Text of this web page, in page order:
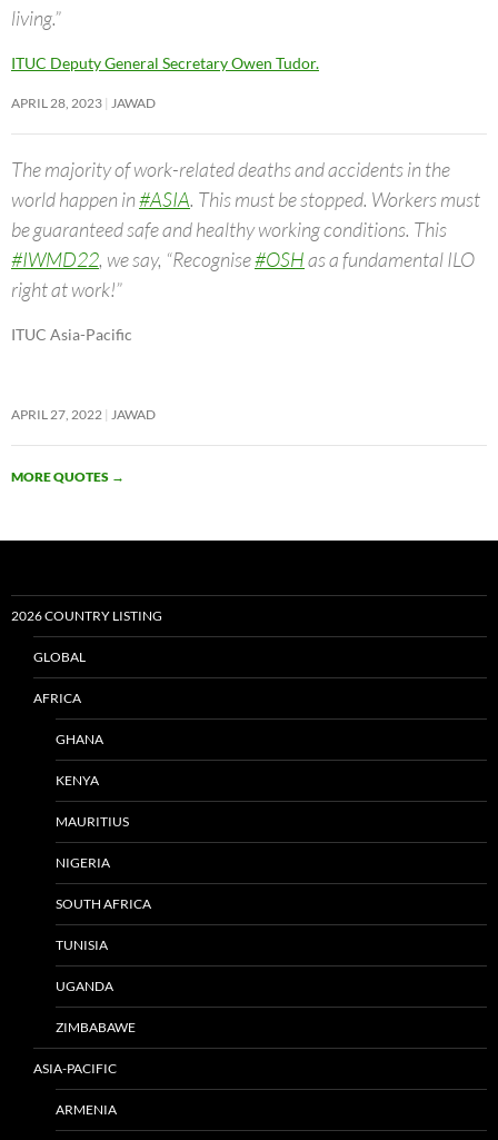
living.”
ITUC Deputy General Secretary Owen Tudor.
APRIL 28, 2023 JAWAD
The majority of work-related deaths and accidents in the
world happen in#ASIA. This must be stopped. Workers must
be guaranteed safe and healthy working conditions. This
#IWMD22, we say, “Recognise#OSHas a fundamental ILO
right at work!”
ITUC Asia-Pacific
APRIL 27, 2022 JAWAD
MORE QUOTES →
2026 COUNTRY LISTING
GLOBAL
AFRICA
GHANA
KENYA
MAURITIUS
NIGERIA
SOUTH AFRICA
TUNISIA
UGANDA
ZIMBABAWE
ASIA-PACIFIC
ARMENIA